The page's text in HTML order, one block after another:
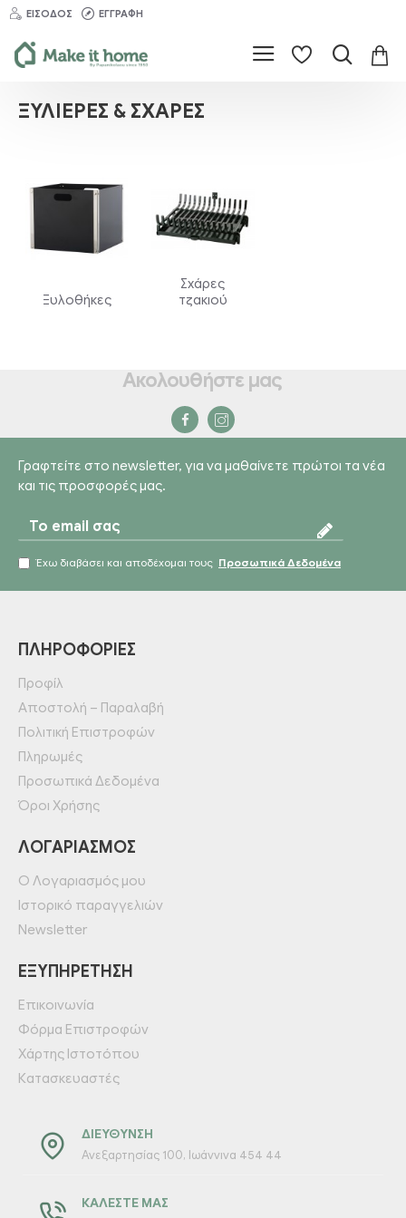
ΕΊΣΟΔΟΣ ΕΓΓΡΑΦΉ
ΞΥΛΙΈΡΕΣ & ΣΧΆΡΕΣ
Ξυλοθήκες
Σχάρες
τζακιού
Ακολουθήστε μας
Γραφτείτε στο newsletter, για να μαθαίνετε πρώτοι τα νέα
και τις προσφορές μας.
Έχω διαβάσει και αποδέχομαι τους Προσωπικά Δεδομένα
ΠΛΗΡΟΦΟΡΊΕΣ
Προφίλ
Αποστολή – Παραλαβή
Πολιτική Επιστροφών
Πληρωμές
Προσωπικά Δεδομένα
Όροι Χρήσης
ΛΟΓΑΡΙΑΣΜΌΣ
Ο Λογαριασμός μου
Ιστορικό παραγγελιών
Newsletter
ΕΞΥΠΗΡΈΤΗΣΗ
Επικοινωνία
Φόρμα Επιστροφών
Χάρτης Ιστοτόπου
Κατασκευαστές
ΔΙΕΎΘΥΝΣΗ
Ανεξαρτησίας 100, Ιωάννινα 454 44
ΚΑΛΈΣΤΕ ΜΑΣ